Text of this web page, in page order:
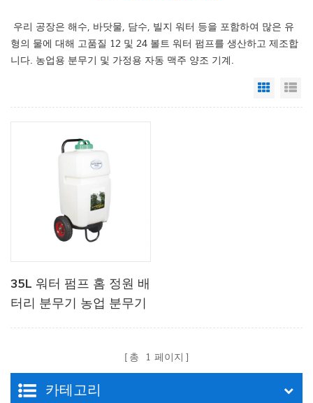
우리 공장은 해수, 바닷물, 담수, 빌지 워터 등을 포함하여 많은 유
형의 물에 대해 고품질 12 및 24 볼트 워터 펌프를 생산하고 제조합
니다. 농업용 분무기 및 가정용 자동 맥주 양조 기계.
Grid
35L 워터 펌프 홈 정원 배
터리 분무기 농업 분무기
총 1 페이지
카테고리